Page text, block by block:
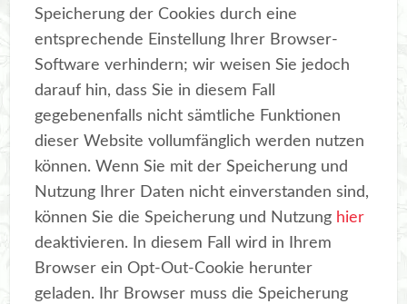
Speicherung der Cookies durch eine
entsprechende Einstellung Ihrer Browser-
Software verhindern; wir weisen Sie jedoch
darauf hin, dass Sie in diesem Fall
gegebenenfalls nicht sämtliche Funktionen
dieser Website vollumfänglich werden nutzen
können. Wenn Sie mit der Speicherung und
Nutzung Ihrer Daten nicht einverstanden sind,
können Sie die Speicherung und Nutzung hier
deaktivieren. In diesem Fall wird in Ihrem
Browser ein Opt-Out-Cookie herunter
geladen. Ihr Browser muss die Speicherung